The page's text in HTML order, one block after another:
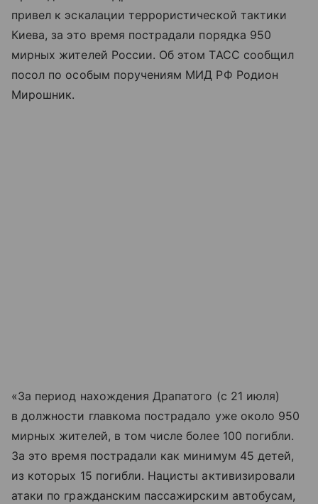
привел к эскалации террористической тактики
Киева, за это время пострадали порядка 950
мирных жителей России. Об этом ТАСС сообщил
посол по особым поручениям МИД РФ Родион
Мирошник.
«За период нахождения Драпатого (с 21 июля)
в должности главкома пострадало уже около 950
мирных жителей, в том числе более 100 погибли.
За это время пострадали как минимум 45 детей,
из которых 15 погибли. Нацисты активизировали
атаки по гражданским пассажирским автобусам,